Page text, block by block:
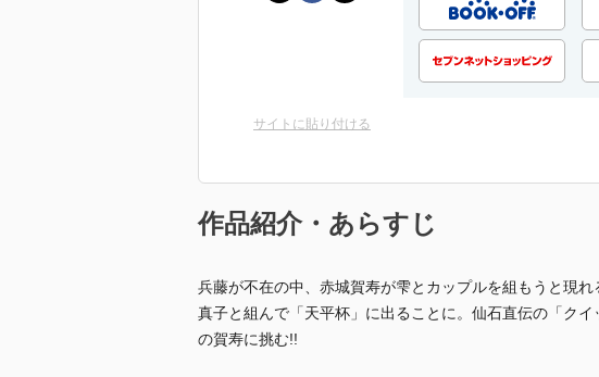
サイトに貼り付ける
作品紹介・あらすじ
兵藤が不在の中、赤城賀寿が雫とカップルを組もうと現
真子と組んで「天平杯」に出ることに。仙石直伝の「ク
の賀寿に挑む!!